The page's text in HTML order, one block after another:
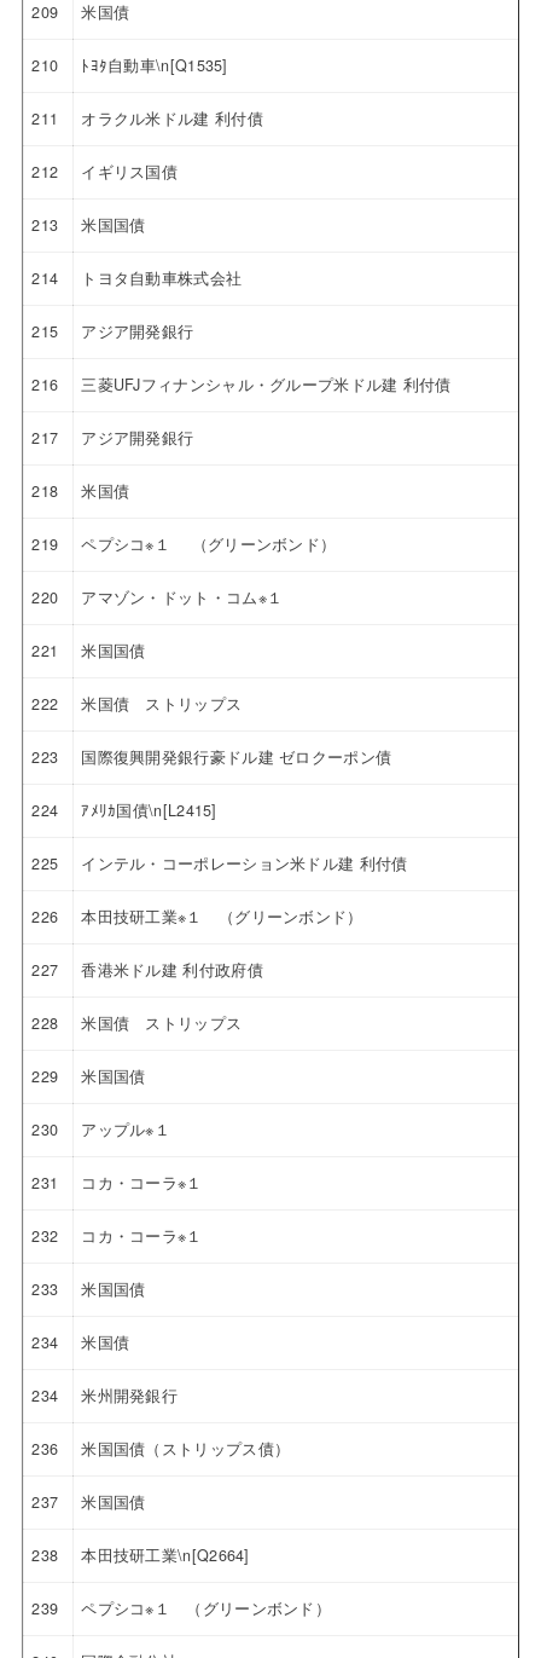
209 米国債
210 ﾄﾖﾀ自動車\n[Q1535]
211 オラクル米ドル建 利付債
212 イギリス国債
213 米国国債
214 トヨタ自動車株式会社
215 アジア開発銀行
216 三菱UFJフィナンシャル・グループ米ドル建 利付債
217 アジア開発銀行
218 米国債
219 ペプシコ※１ （グリーンボンド）
220 アマゾン・ドット・コム※１
221 米国国債
222 米国債 ストリップス
223 国際復興開発銀行豪ドル建 ゼロクーポン債
224 ｱﾒﾘｶ国債\n[L2415]
225 インテル・コーポレーション米ドル建 利付債
226 本田技研工業※１ （グリーンボンド）
227 香港米ドル建 利付政府債
228 米国債 ストリップス
229 米国国債
230 アップル※１
231 コカ・コーラ※１
232 コカ・コーラ※１
233 米国国債
234 米国債
234 米州開発銀行
236 米国国債（ストリップス債）
237 米国国債
238 本田技研工業\n[Q2664]
239 ペプシコ※１ （グリーンボンド）